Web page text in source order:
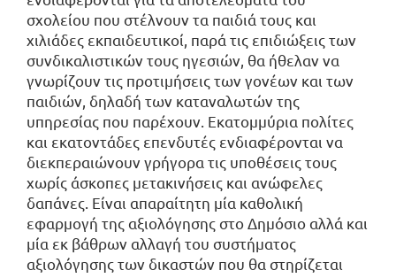
σχολείου που στέλνουν τα παιδιά τους και
χιλιάδες εκπαιδευτικοί, παρά τις επιδιώξεις των
συνδικαλιστικών τους ηγεσιών, θα ήθελαν να
γνωρίζουν τις προτιμήσεις των γονέων και των
παιδιών, δηλαδή των καταναλωτών της
υπηρεσίας που παρέχουν. Εκατομμύρια πολίτες
και εκατοντάδες επενδυτές ενδιαφέρονται να
διεκπεραιώνουν γρήγορα τις υποθέσεις τους
χωρίς άσκοπες μετακινήσεις και ανώφελες
δαπάνες. Είναι απαραίτητη μία καθολική
εφαρμογή της αξιολόγησης στο Δημόσιο αλλά και
μία εκ βάθρων αλλαγή του συστήματος
αξιολόγησης των δικαστών που θα στηρίζεται